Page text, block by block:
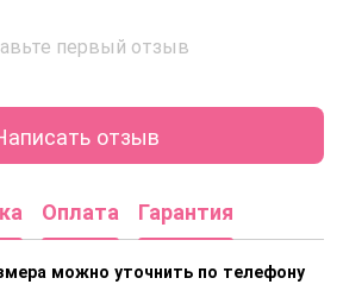
первый отзыв
отзыв
Оплата Гарантия
можно уточнить по телефону